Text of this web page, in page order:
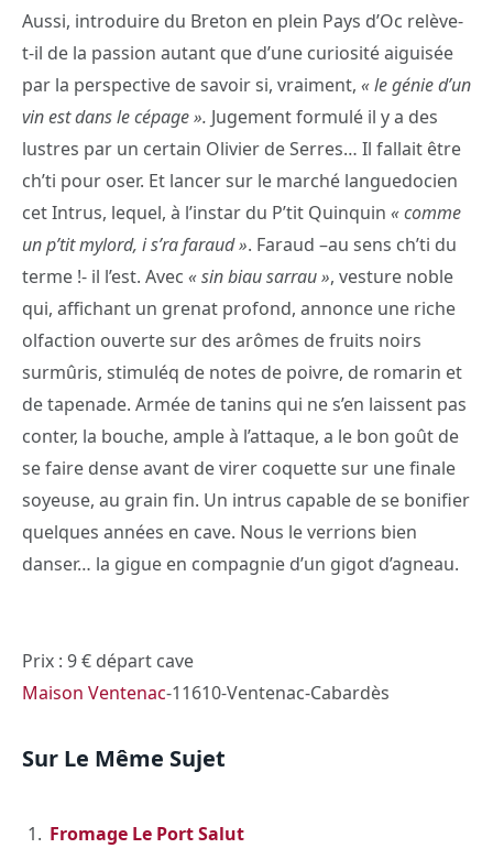
Aussi, introduire du Breton en plein Pays d’Oc relève-
t-il de la passion autant que d’une curiosité aiguisée
par la perspective de savoir si, vraiment, « le génie d’un
vin est dans le cépage ». Jugement formulé il y a des
lustres par un certain Olivier de Serres… Il fallait être
ch’ti pour oser. Et lancer sur le marché languedocien
cet Intrus, lequel, à l’instar du P’tit Quinquin « comme
un p’tit mylord, i s’ra faraud ». Faraud –au sens ch’ti du
terme !- il l’est. Avec « sin biau sarrau », vesture noble
qui, affichant un grenat profond, annonce une riche
olfaction ouverte sur des arômes de fruits noirs
surmûris, stimuléq de notes de poivre, de romarin et
de tapenade. Armée de tanins qui ne s’en laissent pas
conter, la bouche, ample à l’attaque, a le bon goût de
se faire dense avant de virer coquette sur une finale
soyeuse, au grain fin. Un intrus capable de se bonifier
quelques années en cave. Nous le verrions bien
danser… la gigue en compagnie d’un gigot d’agneau.
Prix : 9 € départ cave
Maison Ventenac-11610-Ventenac-Cabardès
Sur Le Même Sujet
Fromage Le Port Salut